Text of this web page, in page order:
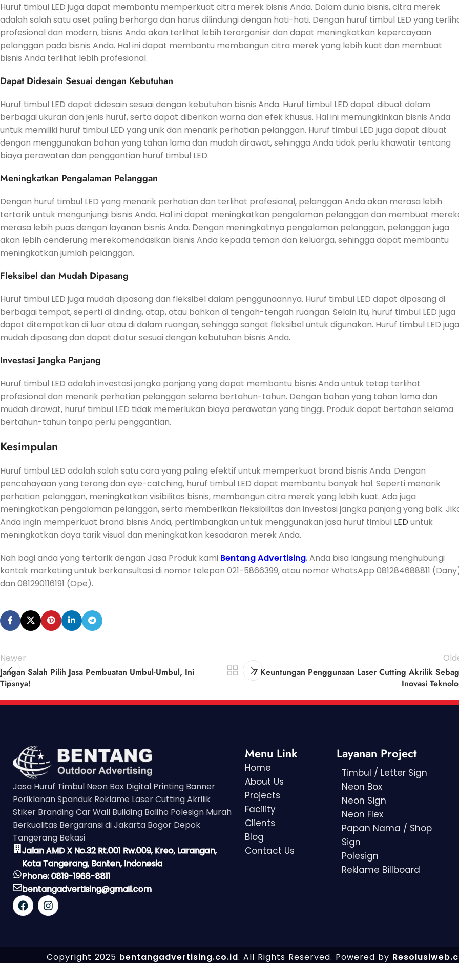
Huruf timbul LED juga dapat membantu memperkuat citra merek bisnis Anda. Dalam dunia bisnis, citra merek
adalah salah satu aset paling berharga dan harus dilindungi dengan hati-hati. Dengan huruf timbul LED yang
profesional dan modern, bisnis Anda akan terlihat lebih terorganisir dan dapat meningkatkan kepercayaan
pelanggan pada bisnis Anda. Hal ini dapat membantu membangun citra merek yang lebih kuat dan membuat
bisnis Anda terlihat lebih profesional.
Dapat Didesain Sesuai dengan Kebutuhan
Huruf timbul LED dapat didesain sesuai dengan kebutuhan bisnis Anda. Huruf timbul LED dapat dibuat dalam
berbagai ukuran dan jenis huruf, serta dapat diberikan warna dan efek khusus. Hal ini memungkinkan bisnis Anda
untuk memiliki huruf timbul LED yang unik dan menarik perhatian pelanggan. Huruf timbul LED juga dapat dibuat
dengan menggunakan bahan yang tahan lama dan mudah dirawat, sehingga Anda tidak perlu khawatir tentang
biaya perawatan dan penggantian huruf timbul LED.
Meningkatkan Pengalaman Pelanggan
Dengan huruf timbul LED yang menarik perhatian dan terlihat profesional, pelanggan Anda akan merasa lebih
tertarik untuk mengunjungi bisnis Anda. Hal ini dapat meningkatkan pengalaman pelanggan dan membuat
merasa lebih puas dengan layanan bisnis Anda. Dengan meningkatnya pengalaman pelanggan, pelanggan juga
akan lebih cenderung merekomendasikan bisnis Anda kepada teman dan keluarga, sehingga dapat membantu
meningkatkan jumlah pelanggan.
Fleksibel dan Mudah Dipasang
Huruf timbul LED juga mudah dipasang dan fleksibel dalam penggunaannya. Huruf timbul LED dapat dipasang di
berbagai tempat, seperti di dinding, atap, atau bahkan di tengah-tengah ruangan. Selain itu, huruf timbul LED juga
dapat ditempatkan di luar atau di dalam ruangan, sehingga sangat fleksibel untuk digunakan. Huruf timbul LED juga
mudah dipasang dan dapat diatur sesuai dengan kebutuhan bisnis Anda.
Investasi Jangka Panjang
Huruf timbul LED adalah investasi jangka panjang yang dapat membantu bisnis Anda untuk tetap terlihat
profesional dan menarik perhatian pelanggan selama bertahun-tahun. Dengan bahan yang tahan lama dan
mudah dirawat, huruf timbul LED tidak memerlukan biaya perawatan yang tinggi. Produk dapat bertahan selama
bertahun-tahun tanpa perlu penggantian.
Kesimpulan
Huruf timbul LED adalah salah satu cara yang paling efektif untuk memperkuat brand bisnis Anda. Dengan
pencahayaan yang terang dan eye-catching, huruf timbul LED dapat membantu banyak hal. Seperti menarik
perhatian pelanggan, meningkatkan visibilitas bisnis, membangun citra merek yang lebih kuat. Ada juga
meningkatkan pengalaman pelanggan, serta memberikan fleksibilitas dan investasi jangka panjang yang baik.
Anda ingin memperkuat brand bisnis Anda, pertimbangkan untuk menggunakan jasa huruf timbul LED untuk
meningkatkan daya tarik visual dan meningkatkan kesadaran merek Anda.
Nah bagi anda yang tertarik dengan Jasa Produk kami Bentang Advertising, Anda bisa langsung menghubungi
kontak marketing untuk berkonsultasi di nomor telepon 021-5866399, atau nomor WhatsApp 081284688811
dan 081290116191 (Ope).
Newer
Jangan Salah Pilih Jasa Pembuatan Umbul-Umbul, Ini
Tipsnya!
7 Keuntungan Penggunaan Laser Cutting Akrilik
Inovasi
Jasa Huruf Timbul Neon Box Digital Printing Banner
Periklanan Spanduk Reklame Laser Cutting Akrilik
Stiker Branding Car Wall Building Baliho Polesign Murah
Berkualitas Bergaransi di Jakarta Bogor Depok
Tangerang Bekasi
Jalan AMD X No.32 Rt.001 Rw.009, Kreo, Larangan,
Kota Tangerang, Banten, Indonesia
Phone: 0819-1968-8811
bentangadvertising@gmail.com
Menu Link
Home
About Us
Projects
Facility
Clients
Blog
Contact Us
Layanan Project
Timbul / Letter Sign
Neon Box
Neon Sign
Neon Flex
Papan Nama / Shop
Sign
Polesign
Reklame Billboard
Copyright 2025 bentangadvertising.co.id. All Rights Reserved. Powered by